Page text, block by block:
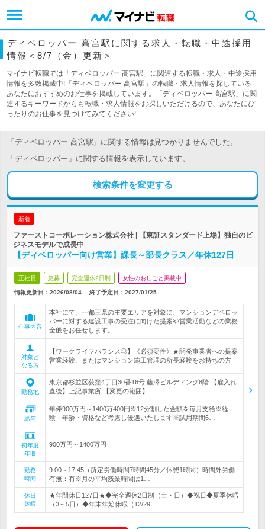
ディベロッパー 高宮駅に関する求人・転職・中途採用
情報＜8/7（金）更新＞
マイナビ転職では「ディベロッパー 高宮駅」に関連する転職・求人・中途採用
情報を多数掲載中!「ディベロッパー 高宮駅」の転職・求人情報を探している
あなたにおすすめのお仕事を掲載しています。「ディベロッパー 高宮駅」に関
連するキーワードからも転職・求人情報をお探しいただけるので、あなたにぴ
ったりのお仕事を見つけてみてください!
「ディベロッパー 高宮駅」に関する情報は見つかりませんでした。
「ディベロッパー」に関する情報を表示しています。
検索条件を変更する
新着
ファーストコーポレーション株式会社 | 【東証スタンダード上場】独自のビ
ジネスモデルで成長中
【ディベロッパー向け営業】課長～部長クラス／年休127日
正社員 急募 完全週休2日制 女性のおしごと掲載中
情報更新日：2026/08/04 終了予定日： 2027/01/25
仕事内容
本社にて、一都三県の主要エリアを対象に、マンションデベロッ
パーに対する建設工事の受注に向けた提案や営業活動などの業務
全般をお任せします。
対象と
なる方
【ワークライフバランス◎】《必須要件》★開発事業者への提案
営業経験、またはマンション施工管理の所長経験をお持ちの方
勤務地
東京都杉並区荻窪4丁目30番16号 藤澤ビルディング8階 【雇入れ
直後】上記事業所 【変更の範囲】…
給与
年俸900万円～1400万400円※12分割した金額を毎月支給※経
験・年齢・資格など考慮し優遇いたします※試用期間6…
初年度
年収
900万円～1400万円
勤務
時間
9:00～17:45（所定労働時間7時間45分／休憩1時間）時間外労働
有無：有※月の平均残業時間は1…
休日
休暇
★年間休日127日★◆完全週休2日制（土・日）◆祝日◆夏季休暇
（3～5日）◆年末年始休暇（12/29…